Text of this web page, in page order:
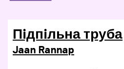
Пiдпiльна труба
Jaan Rannap